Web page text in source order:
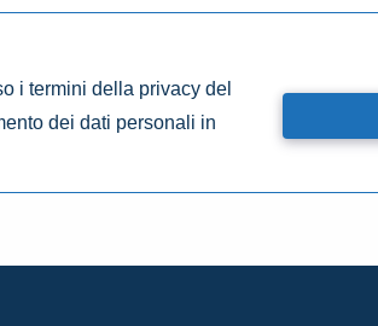
i termini della privacy del
dei dati personali in